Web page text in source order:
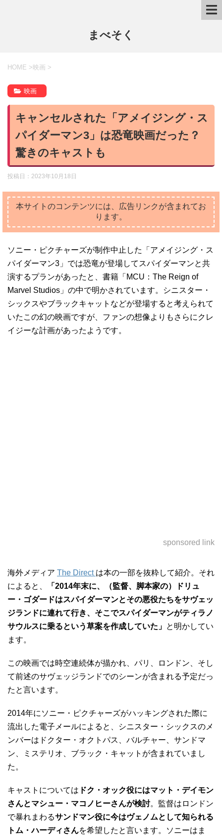
まべそく
HOME > 映画 >
映画
キャンセルされた「アメイジング・ス
パイダーマン3」は恐竜映画だった？
驚きのキャストも
投稿日： 2023年10月18日
本サイトのコンテンツには、広告リンクが含まれてお
ります。
ソニー・ピクチャーズが制作中止した「アメイジング・ス
パイダーマン3」では恐竜が登場してスパイダーマンと共
演するプランがあったと、書籍「MCU：The Reign of
Marvel Studios」の中で明かされています。シニスター・
シックスやブラックキャットなどが登場すると考えられて
いたこの幻の映画ですが、ファンの想像よりもさらにクレ
イジーな計画があったようです。
sponsored link
海外メディア The Direct は本の一部を抜粋して紹介。それ
によると、
「2014年末に、（監督、脚本家の）ドリュ
ー・ゴダードはスパイダーマンとその悪役たちをサヴェッ
ジランドに連れて行き、そこでスパイダーマンがティラノ
サウルスに乗るという草案を作成していた」
と明かしてい
ます。
この映画では時空連続体が描かれ、パリ、ロンドン、そし
て前述のサヴェッジランドでのシーンが含まれる予定だっ
たと言います。
2014年にソニー・ピクチャーズがハッキングされた際に
流出した電子メールによると、シニスター・シックスのメ
ンバーはドクター・オクトパス、バルチャー、サンドマ
ン、ミステリオ、ブラック・キャットが含まれていまし
た。
キャストについては ドク・オック役にはマット・デイモン
さんとマシュー・マコノヒーさんが検討。監督はロンドン
で暴れまわるサンドマン役に今はヴェノムとして知られる
トム・ハーディさんを希望したと言います。ソニーはま